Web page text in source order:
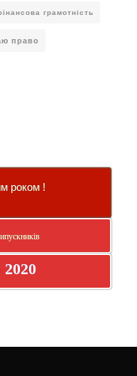
грамотність
право
роком !